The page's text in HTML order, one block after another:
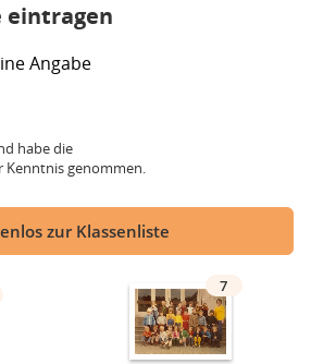
eintragen
Angabe
habe die
Kenntnis genommen.
zur Klassenliste
7